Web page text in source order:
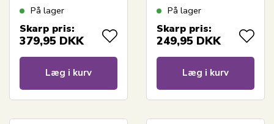
På lager
Skarp pris:
379,95 DKK
Læg i kurv
tilbehør - 19 dele
På lager
Skarp pris:
249,95 DKK
Læg i kurv